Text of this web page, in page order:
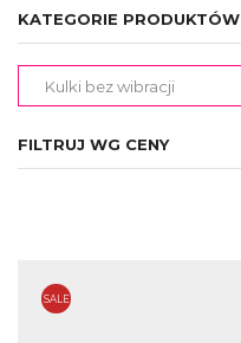
KATEGORIE PRODUKTÓW
FILTRUJ WG CENY
SALE